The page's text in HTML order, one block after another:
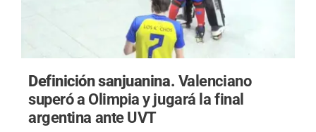
Definición sanjuanina. Valenciano
superó a Olimpia y jugará la final
argentina ante UVT